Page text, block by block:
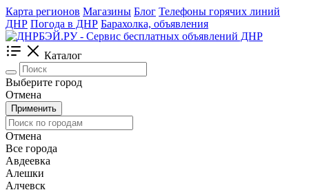
Карта регионов Магазины Блог Телефоны горячих линий
ДНР Погода в ДНР Барахолка, объявления
Каталог
Выберите город
Отмена
Применить
Отмена
Все города
Авдеевка
Алешки
Алчевск